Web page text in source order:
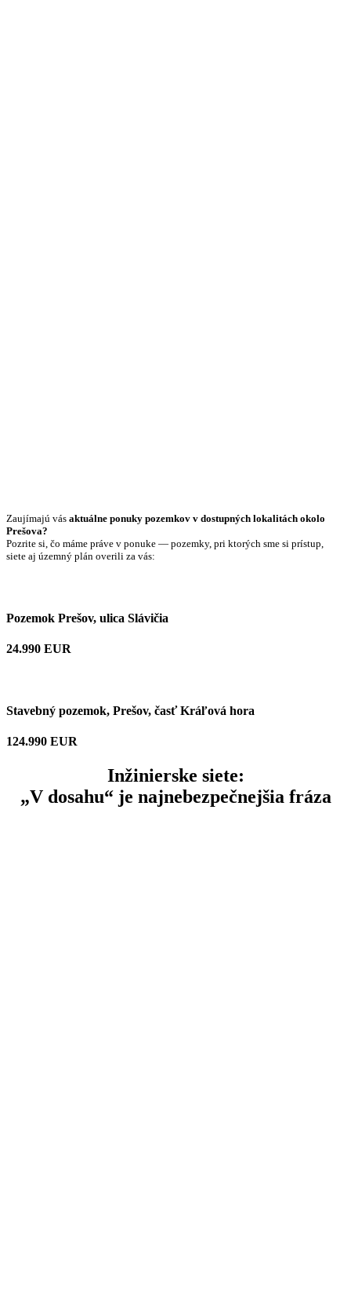
Zaujímajú vás aktuálne ponuky pozemkov v dostupných lokalitách okolo
Prešova?
Pozrite si, čo máme práve v ponuke — pozemky, pri ktorých sme si prístup,
siete aj územný plán overili za vás:
Pozemok Prešov, ulica Slávičia
24.990 EUR
Stavebný pozemok, Prešov, časť Kráľová hora
124.990 EUR
Inžinierske siete:
„V dosahu“ je najnebezpečnejšia fráza